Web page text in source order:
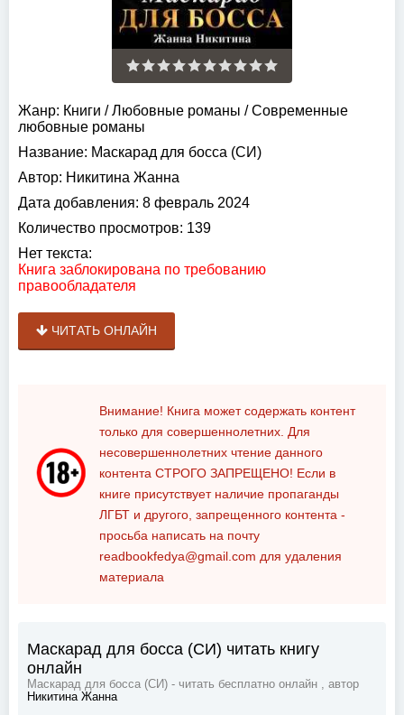
Жанр: Книги /Любовные романы /Современные
любовные романы
Название: Маскарад для босса (СИ)
Автор: Никитина Жанна
Дата добавления: 8 февраль 2024
Количество просмотров: 139
Нет текста:
Книга заблокирована по требованию
правообладателя
ЧИТАТЬ ОНЛАЙН
Внимание! Книга может содержать контент
только для совершеннолетних. Для
несовершеннолетних чтение данного
контента СТРОГО ЗАПРЕЩЕНО! Если в
книге присутствует наличие пропаганды
ЛГБТ и другого, запрещенного контента -
просьба написать на почту
readbookfedya@gmail.com для удаления
материала
Маскарад для босса (СИ) читать книгу
онлайн
Маскарад для босса (СИ) - читать бесплатно онлайн , автор
Никитина Жанна